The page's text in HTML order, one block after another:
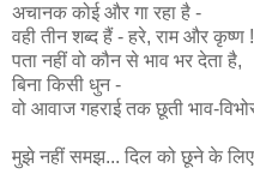
अचानक कोई और गा रहा है -
वही तीन शब्द हैं - हरे, राम और कृष्ण !
पता नहीं वो कौन से भाव भर देता है,
बिना किसी धुन -
वो आवाज गहराई तक छूती भाव-
मुझे नहीं समझ... दिल को छूने के लिए